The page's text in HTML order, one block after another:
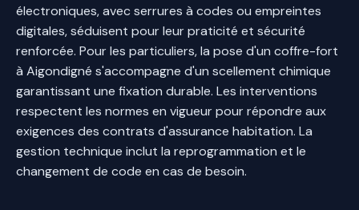
électroniques, avec serrures à codes ou empreintes
digitales, séduisent pour leur praticité et sécurité
renforcée. Pour les particuliers, la pose d'un coffre-fort
à Aigondigné s'accompagne d'un scellement chimique
garantissant une fixation durable. Les interventions
respectent les normes en vigueur pour répondre aux
exigences des contrats d'assurance habitation. La
gestion technique inclut la reprogrammation et le
changement de code en cas de besoin.